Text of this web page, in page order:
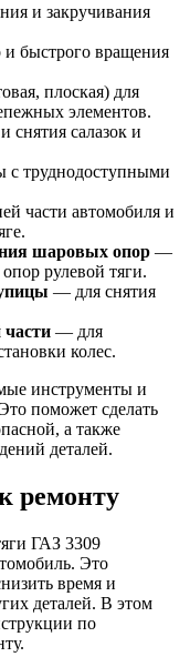
и закручивания
быстрого вращения
плоская) для
элементов.
снятия салазок и
с труднодоступными
части автомобиля и
шаровых опор —
рулевой тяги.
— для снятия
— для
колес.
инструменты и
поможет сделать
а также
деталей.
ремонту
ГАЗ 3309
Это
время и
деталей. В этом
по